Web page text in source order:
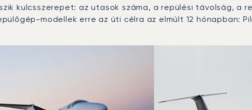
kulcsszerepet: az utasok száma, a repülési távolság, a
modellek erre az úti célra az elmúlt 12 hónapban: